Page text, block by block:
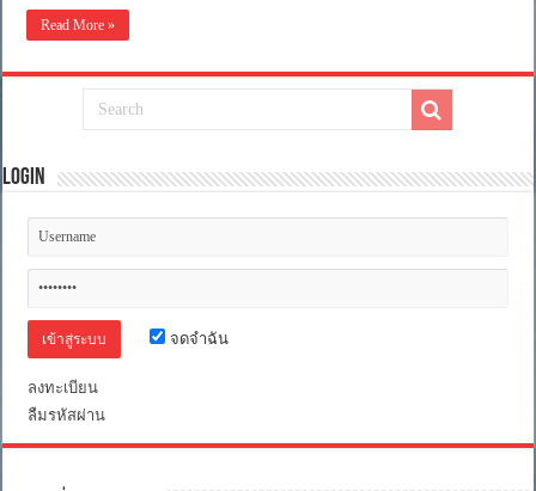
HQ]
Dog
สี่
ไม่
ดำ
5.1
ไทย
2.0]
Master]
Read More »
Login
จดจำฉัน
ลงทะเบียน
ลืมรหัสผ่าน